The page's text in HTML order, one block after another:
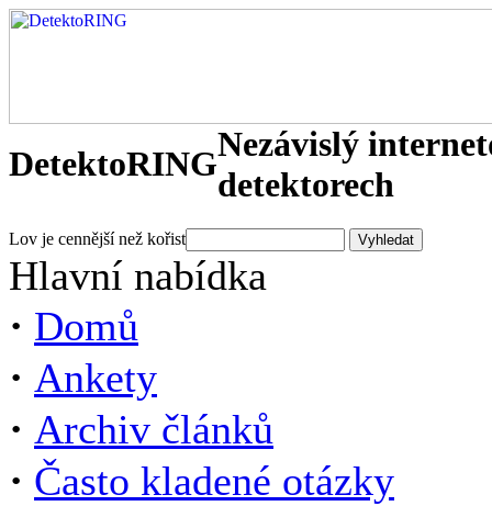
DetektoRINGNezávislý
detektorech
Lov je cennější než kořist
Hlavní nabídka
· Domů
· Ankety
· Archiv článků
· Často kladené otázky